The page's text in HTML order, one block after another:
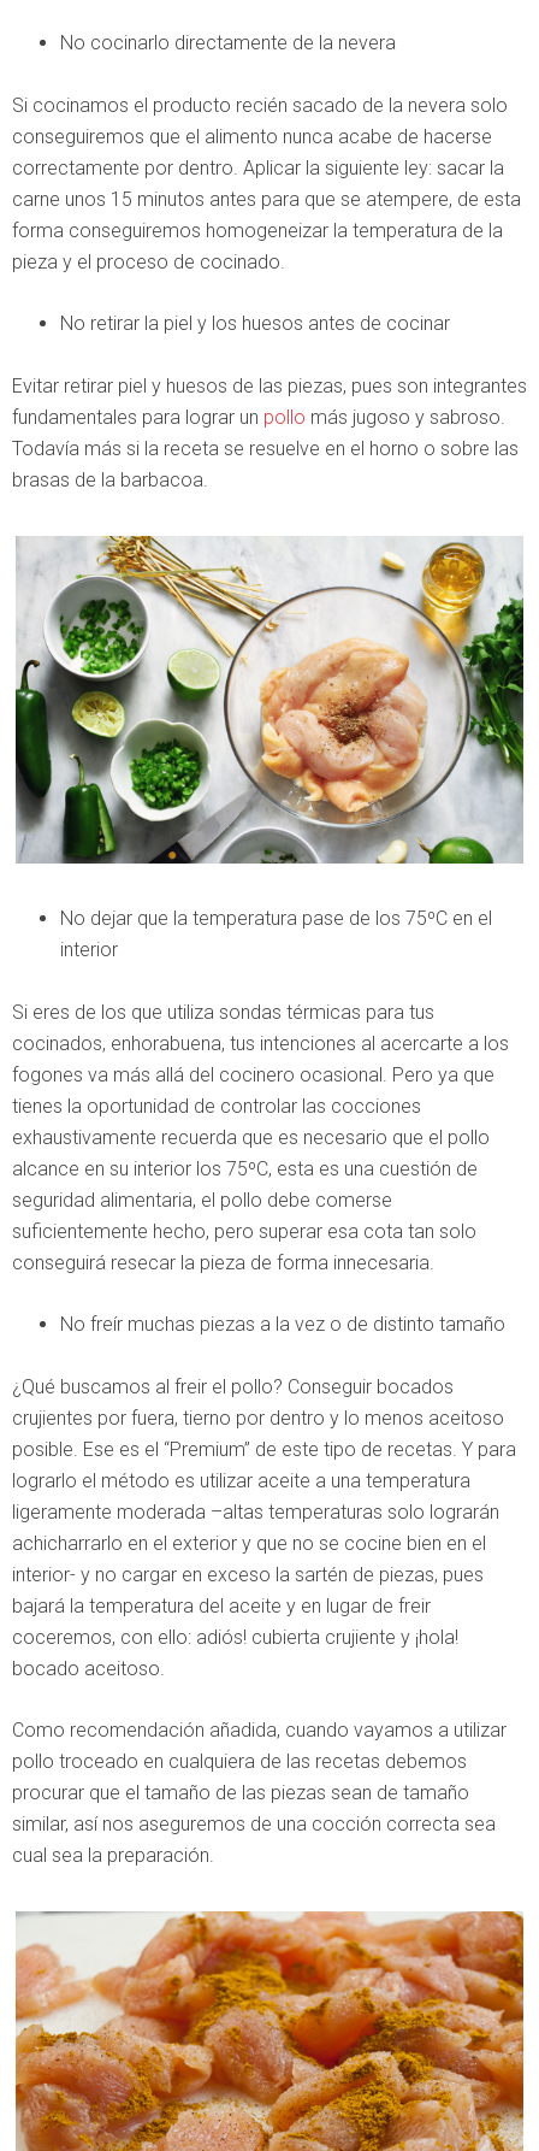
No cocinarlo directamente de la nevera
Si cocinamos el producto recién sacado de la nevera solo
conseguiremos que el alimento nunca acabe de hacerse
correctamente por dentro. Aplicar la siguiente ley: sacar la
carne unos 15 minutos antes para que se atempere, de esta
forma conseguiremos homogeneizar la temperatura de la
pieza y el proceso de cocinado.
No retirar la piel y los huesos antes de cocinar
Evitar retirar piel y huesos de las piezas, pues son integrantes
fundamentales para lograr un pollo más jugoso y sabroso.
Todavía más si la receta se resuelve en el horno o sobre las
brasas de la barbacoa.
No dejar que la temperatura pase de los 75ºC en el
interior
Si eres de los que utiliza sondas térmicas para tus
cocinados, enhorabuena, tus intenciones al acercarte a los
fogones va más allá del cocinero ocasional. Pero ya que
tienes la oportunidad de controlar las cocciones
exhaustivamente recuerda que es necesario que el pollo
alcance en su interior los 75ºC, esta es una cuestión de
seguridad alimentaria, el pollo debe comerse
suficientemente hecho, pero superar esa cota tan solo
conseguirá resecar la pieza de forma innecesaria.
No freír muchas piezas a la vez o de distinto tamaño
¿Qué buscamos al freir el pollo? Conseguir bocados
crujientes por fuera, tierno por dentro y lo menos aceitoso
posible. Ese es el “Premium” de este tipo de recetas. Y para
lograrlo el método es utilizar aceite a una temperatura
ligeramente moderada –altas temperaturas solo lograrán
achicharrarlo en el exterior y que no se cocine bien en el
interior- y no cargar en exceso la sartén de piezas, pues
bajará la temperatura del aceite y en lugar de freir
coceremos, con ello: adiós! cubierta crujiente y ¡hola!
bocado aceitoso.
Como recomendación añadida, cuando vayamos a utilizar
pollo troceado en cualquiera de las recetas debemos
procurar que el tamaño de las piezas sean de tamaño
similar, así nos aseguremos de una cocción correcta sea
cual sea la preparación.